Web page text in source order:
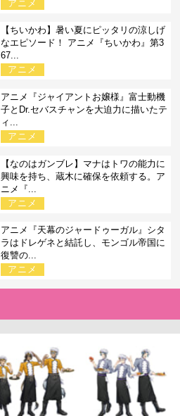
アニメ
【ちいかわ】暑い夏にピッタリの涼しげ
なエピソード！ アニメ『ちいかわ』第3
67...
アニメ
アニメ『ジャイアントお嬢様』富士動機
子とDr.セバスチャンを大迫力に描いたテ
ィ...
アニメ
【なのはガンブレ】マナはトワの能力に
興味を持ち、蔵木に確保を依頼する。ア
ニメ『...
アニメ
アニメ『天幕のジャードゥーガル』シタ
ラはドレゲネと結託し、モンゴル帝国に
復讐の...
アニメ